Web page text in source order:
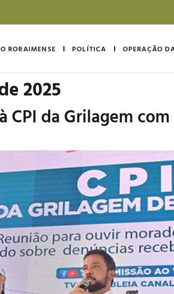
RORAIMENSE POLÍTICA OPERAÇÃO
2025
CPI da Grilagem